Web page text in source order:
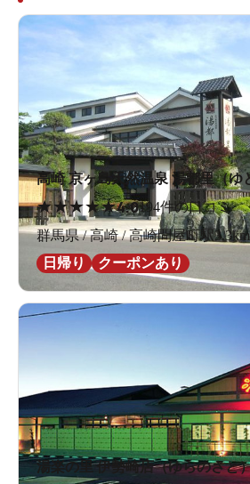
高崎 京ヶ島天然温泉 湯都里（ゆ
★★★★★4.0194件の口コミ
群馬県 / 高崎 / 高崎問屋町駅3.3km
日帰り
クーポンあり
湯楽の里 伊勢崎店（ゆらのさと